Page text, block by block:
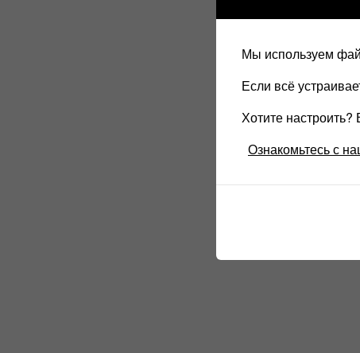
Мы используем
Если всё
Хотите
Ознакомьтесь с